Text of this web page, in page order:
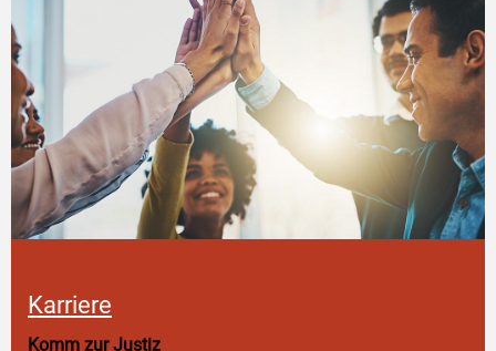
Karriere
Komm zur Justiz